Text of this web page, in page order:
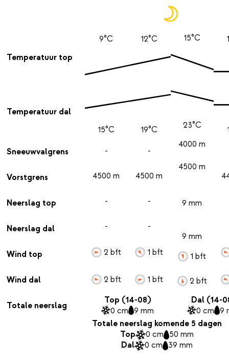
Temperatuur top
Temperatuur dal
Sneeuwvalgrens
Vorstgrens
Neerslag top
Neerslag dal
Wind top
Wind dal
Totale neerslag
9°C
15°C
-
4500 m
-
-
2 bft
2 bft
12°C
19°C
-
4500 m
-
-
1 bft
1 bft
15°C
23°C
4000 m
4500 m
9 mm
9 mm
1 bft
2 bft
Top (14-08)
0 cm 9 mm
Dal (14-
0 cm 9
Totale neerslag komende 5 dagen
Top
0 cm 50 mm
Dal
0 cm 39 mm